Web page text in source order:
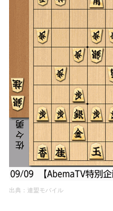
出典：連盟モバイル